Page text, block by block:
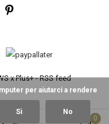
xPlus+-RSS feed
0
per aiutarci a rendere
Sì No